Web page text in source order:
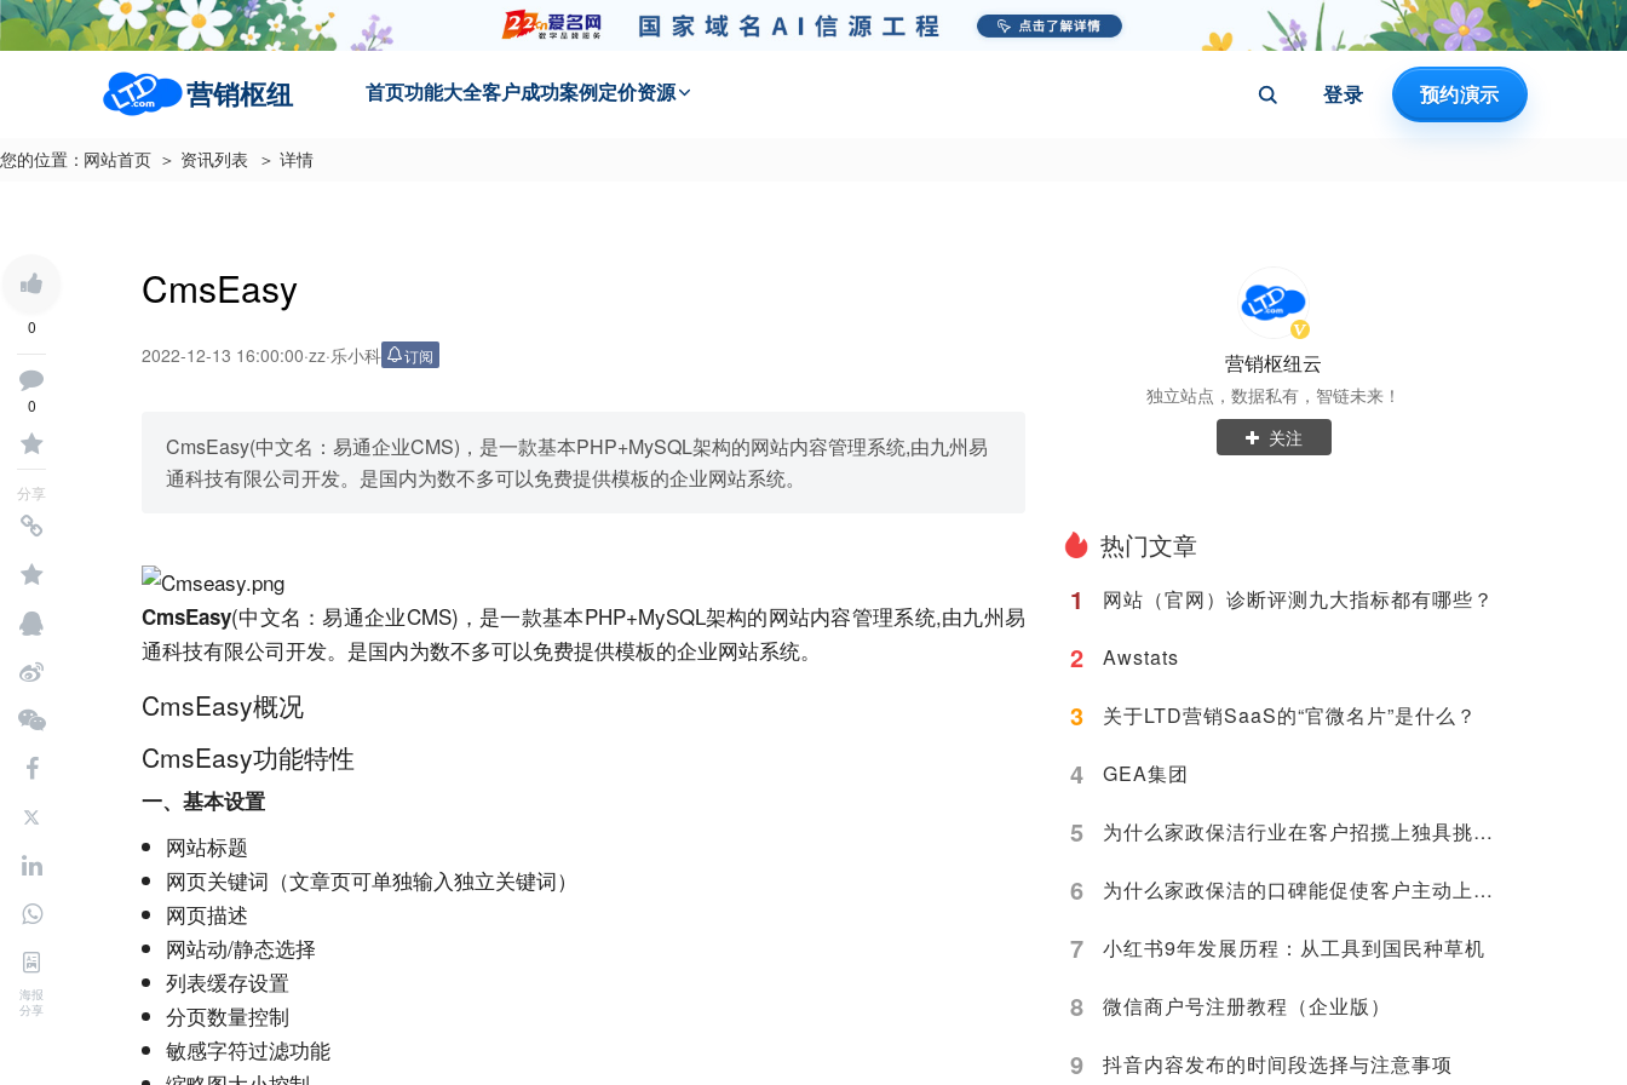
营销枢纽 首页功能大全客户成功案例 定价资源 登录 预约演示
您的位置： 网站首页 ＞ 资讯列表 ＞ 详情
0
0
分享
海报
分享
CmsEasy
2022-12-13 16:00:00·zz·乐小科 订阅
CmsEasy(中文名：易通企业CMS)，是一款基本PHP+MySQL架构的网站内容管理系统,由九州易
通科技有限公司开发。是国内为数不多可以免费提供模板的企业网站系统。
CmsEasy(中文名：易通企业CMS)，是一款基本PHP+MySQL架构的网站内容管理系统,由九州易
通科技有限公司开发。是国内为数不多可以免费提供模板的企业网站系统。
CmsEasy概况
CmsEasy功能特性
一、基本设置
网站标题
网页关键词（文章页可单独输入独立关键词）
网页描述
网站动/静态选择
列表缓存设置
分页数量控制
敏感字符过滤功能
营销枢纽云
独立站点，数据私有，智链未来！
关注
热门文章
1
网站（官网）诊断评测九大指标都有哪些？
2 Awstats
3 关于LTD营销SaaS的“官微名片”是什么？
4 GEA集团
5 为什么家政保洁行业在客户招揽上独具挑战？
6 为什么家政保洁的口碑能促使客户主动上门？
7 小红书9年发展历程：从工具到国民种草机
8 微信商户号注册教程（企业版）
9 抖音内容发布的时间段选择与注意事项